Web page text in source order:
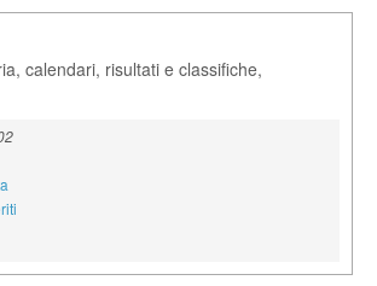
calendari, risultati e classifiche,